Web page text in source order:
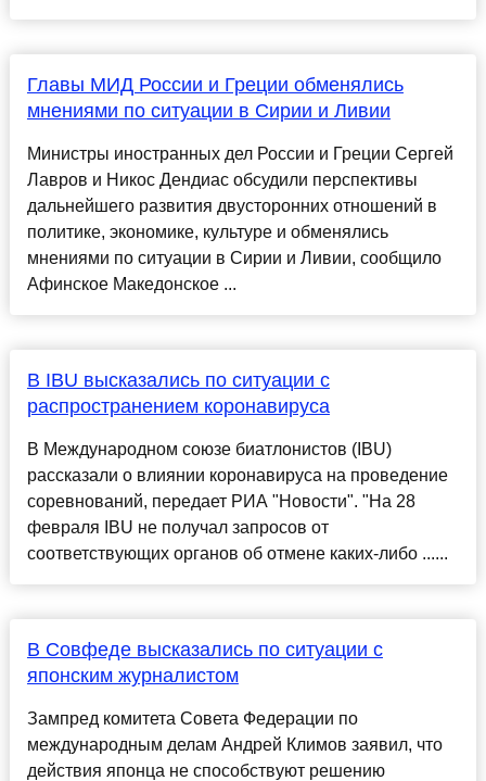
Главы МИД России и Греции обменялись
мнениями по ситуации в Сирии и Ливии
Министры иностранных дел России и Греции Сергей
Лавров и Никос Дендиас обсудили перспективы
дальнейшего развития двусторонних отношений в
политике, экономике, культуре и обменялись
мнениями по ситуации в Сирии и Ливии, сообщило
Афинское Македонское ...
В IBU высказались по ситуации с
распространением коронавируса
В Международном союзе биатлонистов (IBU)
рассказали о влиянии коронавируса на проведение
соревнований, передает РИА "Новости". "На 28
февраля IBU не получал запросов от
соответствующих органов об отмене каких-либо ......
В Совфеде высказались по ситуации с
японским журналистом
Зампред комитета Совета Федерации по
международным делам Андрей Климов заявил, что
действия японца не способствуют решению